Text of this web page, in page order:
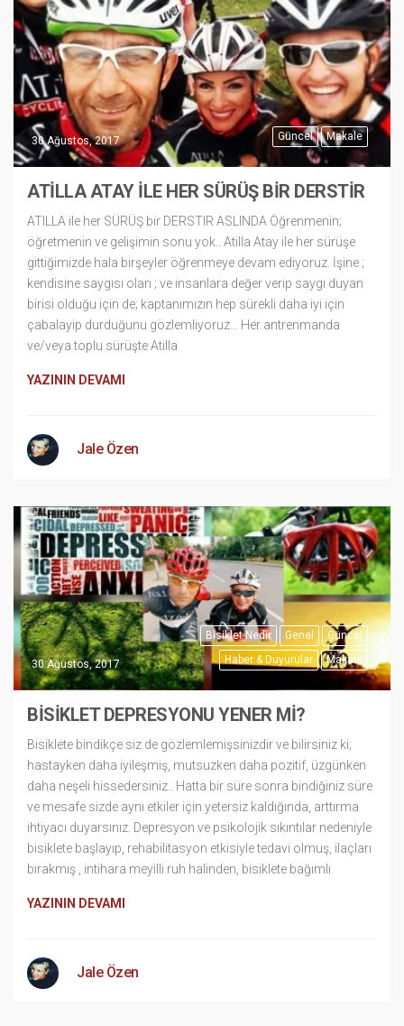
Güncel Makale
30 Ağustos, 2017
ATİLLA ATAY ILE HER SÜRÜŞ BIR DERSTİR
ATILLA ile her SÜRÜŞ bir DERSTIR ASLINDA Öğrenmenin;
öğretmenin ve gelişimin sonu yok.. Atilla Atay ile her sürüşe
gittiğimizde hala birşeyler öğrenmeye devam ediyoruz. İşine ;
kendisine saygısı olan ; ve insanlara değer verip saygı duyan
birisi olduğu için de; kaptanımızın hep sürekli daha iyi için
çabalayip durduğunu gözlemliyoruz… Her antrenmanda
ve/veya toplu sürüşte Atilla
YAZININ DEVAMI
Jale Özen
Bisiklet Nedir Genel
Güncel
Haber & Duyurular
Makale
30 Ağustos, 2017
BİSİKLET DEPRESYONU YENER Mİ?
Bisiklete bindikçe siz de gözlemlemişsinizdir ve bilirsiniz ki;
hastayken daha iyileşmiş, mutsuzken daha pozitif, üzgünken
daha neşeli hissedersiniz.. Hatta bir süre sonra bindiğiniz süre
ve mesafe sizde aynı etkiler için yetersiz kaldığında, arttırma
ihtiyacı duyarsınız. Depresyon ve psikolojik sıkıntılar nedeniyle
bisiklete başlayıp, rehabilitasyon etkisiyle tedavi olmuş, ilaçları
bırakmış , intihara meyilli ruh halinden, bisiklete bağımlı
YAZININ DEVAMI
Jale Özen